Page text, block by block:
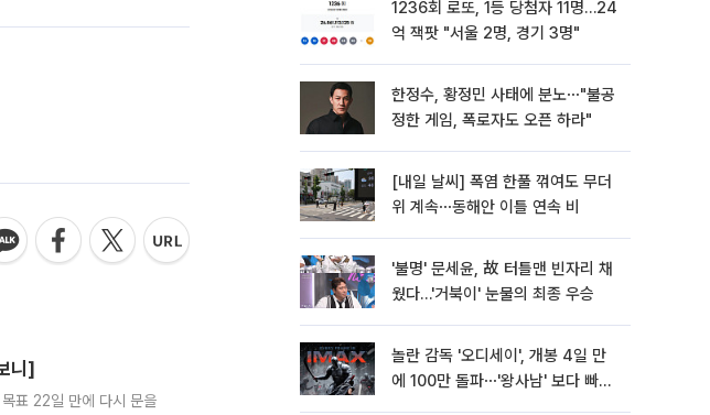
니]
표 22일 만에 다시 문을
1236회 로또, 1등 당첨자 11명…24
억 잭팟 "서울 2명, 경기 3명"
한정수, 황정민 사태에 분노⋯"불공
정한 게임, 폭로자도 오픈 하라"
[내일 날씨] 폭염 한풀 꺾여도 무더
위 계속⋯동해안 이틀 연속 비
'불명' 문세윤, 故 터틀맨 빈자리 채
웠다…'거북이' 눈물의 최종 우승
놀란 감독 '오디세이', 개봉 4일 만
에 100만 돌파⋯'왕사남' 보다 빠르